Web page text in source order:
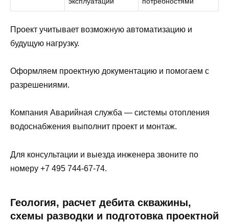
Проект учитывает возможную автоматизацию и
будущую нагрузку.
Оформляем проектную документацию и помогаем с
разрешениями.
Компания Аварийная служба — системы отопления
водоснабжения выполнит проект и монтаж.
Для консультации и выезда инженера звоните по
номеру +7 495 744-67-74.
Геология, расчет дебита скважины,
схемы разводки и подготовка проектной